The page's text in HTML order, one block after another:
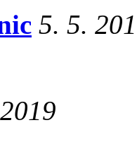
5. 5.